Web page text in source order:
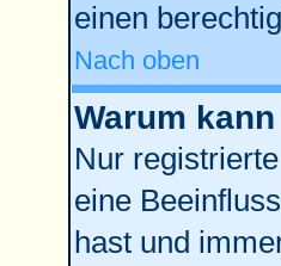
einen
Nach oben
Warum
Nur
eine
hast und